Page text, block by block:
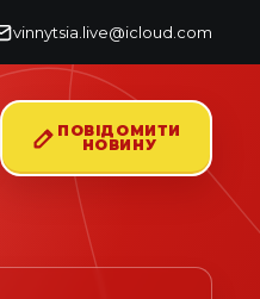
vinnytsia.live@icloud.com
ПОВІДОМИТИ
НОВИНУ